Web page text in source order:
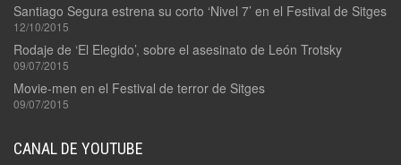
Santiago Segura estrena su corto ‘Nivel 7’ en el Festival de Sitges
12/10/2015
Rodaje de ‘El Elegido’, sobre el asesinato de León Trotsky
09/07/2015
Movie-men en el Festival de terror de Sitges
09/07/2015
CANAL DE YOUTUBE